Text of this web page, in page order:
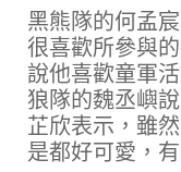
黑熊隊的何孟
很喜歡所參與
說他喜歡童軍
狼隊的魏丞嶼
芷欣表示，雖
是都好可愛，